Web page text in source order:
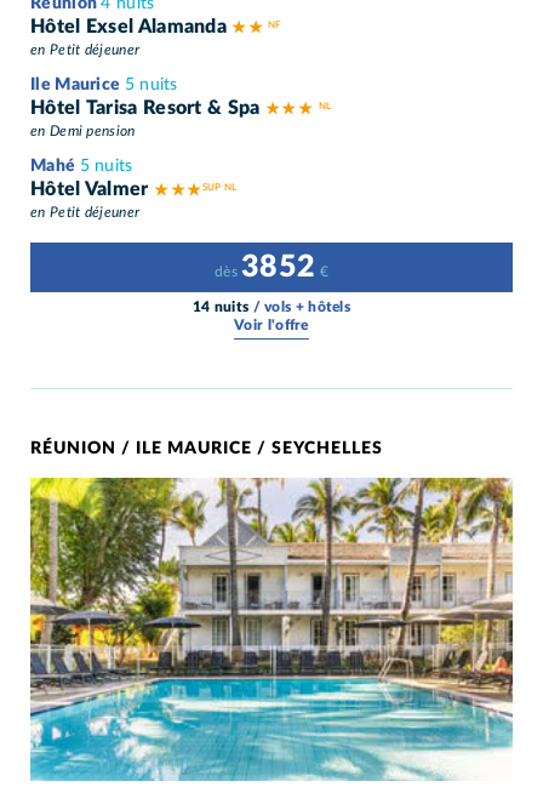
Réunion4 nuits
Hôtel Exsel Alamanda★ ★
en Petit déjeuner
Ile Maurice 5 nuits
Hôtel Tarisa Resort & Spa ★ ★ ★
en Demi pension
Mahé 5 nuits
Hôtel Valmer ★ ★ ★
en Petit déjeuner
dès3852 €
14 nuits / vols + hôtels
Voir l'offre
RÉUNION / ILE MAURICE / SEYCHELLES